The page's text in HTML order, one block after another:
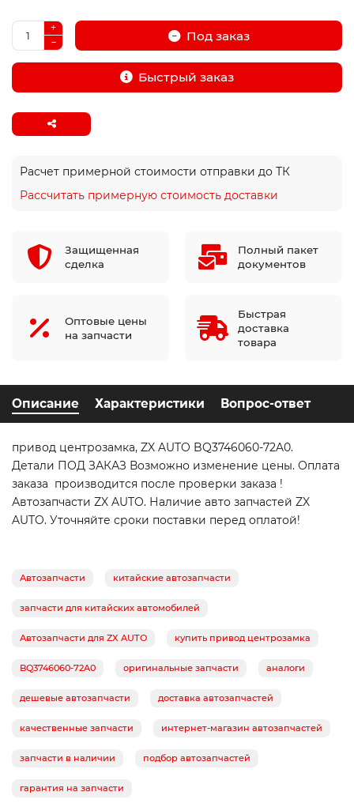
Под заказ
Быстрый заказ
Расчет примерной стоимости отправки до ТК
Рассчитать примерную стоимость доставки
Защищенная
сделка
Полный пакет
документов
Оптовые цены
на запчасти
Быстрая
доставка
товара
Описание Характеристики Вопрос-ответ
привод центрозамка, ZX AUTO BQ3746060-72A0.
Детали ПОД ЗАКАЗ Возможно изменение цены. Оплата
заказа производится после проверки заказа !
Автозапчасти ZX AUTO. Наличие авто запчастей ZX
AUTO. Уточняйте сроки поставки перед оплатой!
Автозапчасти китайские автозапчасти
запчасти для китайских автомобилей
Автозапчасти для ZX AUTO купить привод центрозамка
BQ3746060-72A0 оригинальные запчасти аналоги
дешевые автозапчасти доставка автозапчастей
качественные запчасти интернет-магазин автозапчастей
запчасти в наличии подбор автозапчастей
гарантия на запчасти